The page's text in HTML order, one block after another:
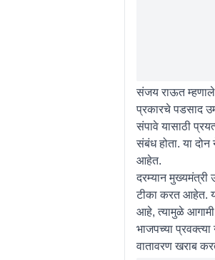
संजय राऊत
प्रकारचे पडसाद
संपावे यासाठी
संबंध होता. या
आहेत.
दरम्यान मुख्यमंत्री
टीका करत आहेत.
आहे, त्यामुळे आगामी
भाजपच्या
वातावरण खराब